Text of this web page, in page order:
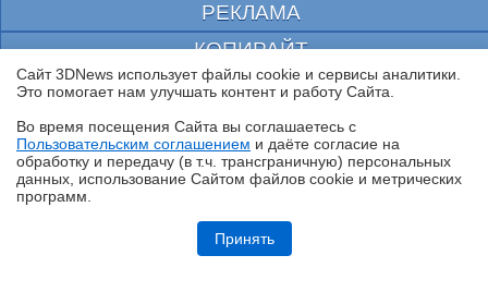
Обзор смартфона iQOO Z11: станция студенческая
РЕКЛАМА
КОПИРАЙТ
ПОИСК
ПОЛЬЗОВАТЕЛЬСКОЕ СОГЛАШЕНИЕ
ЗАЩИЩЕНО CURATOR
© 1997—2026 Электронное периодическое издание "3ДНьюс" | Свидетельство о
выдано Федеральной Службой по надзору за соблюдением законодательства в сфере
массовых коммуникаций и охране культурного наследия
Сайт 3DNews использует файлы cookie и сервисы аналитики.
Это помогает нам улучшать контент и работу Cайта.
Во время посещения Cайта вы соглашаетесь с
Пользовательским соглашением и даёте согласие на
обработку и передачу (в т.ч. трансграничную) персональных
данных, использование Cайтом файлов cookie и метрических
программ.
Принять